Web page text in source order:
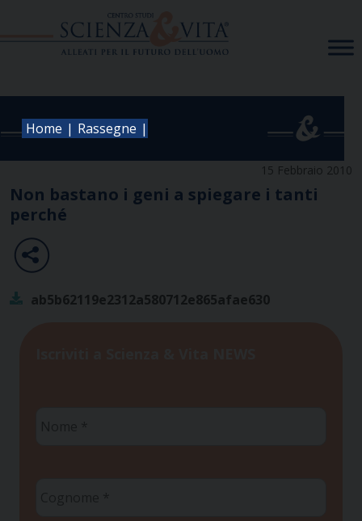
Home | Rassegne |
15 Febbraio 2010
Non bastano i geni a spiegare i tanti
perché
ab5b62119e2312a580712e865afae630